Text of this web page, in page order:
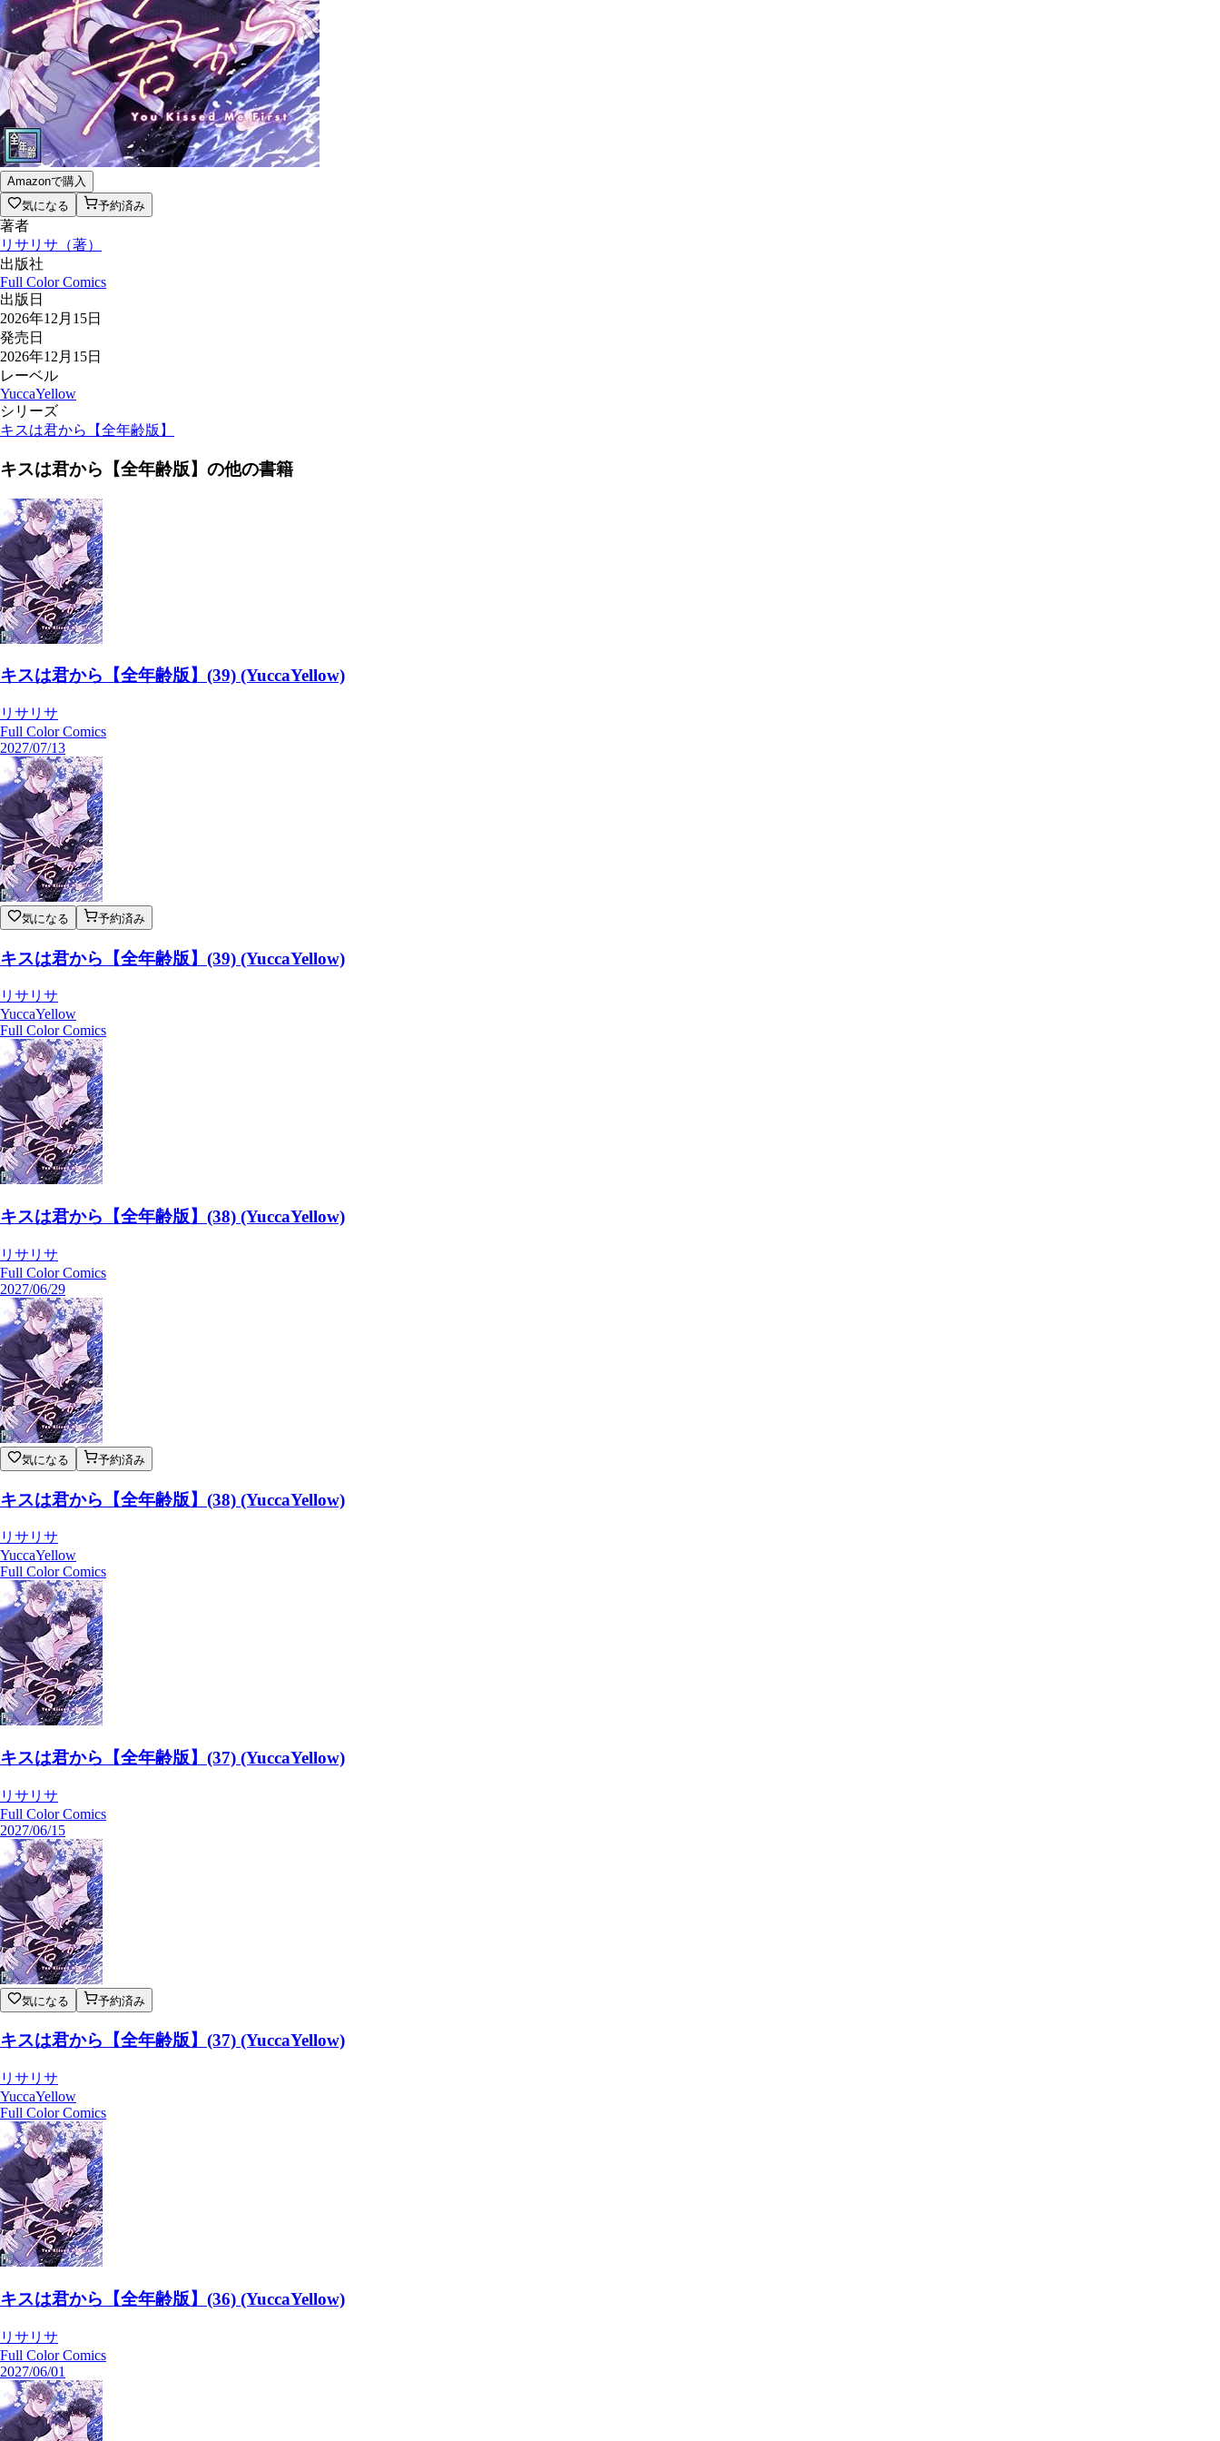
Amazonで購入
気になる
予約済み
著者
リサリサ （著）
出版社
Full Color Comics
出版日
2026年12月15日
発売日
2026年12月15日
レーベル
YuccaYellow
シリーズ
キスは君から【全年齢版】
キスは君から【全年齢版】 の他の書籍
キスは君から【全年齢版】(39) (YuccaYellow)
リサリサ
Full Color Comics
2027/07/13
気になる 予約済み
キスは君から【全年齢版】(39) (YuccaYellow)
リサリサ
YuccaYellow
Full Color Comics
キスは君から【全年齢版】(38) (YuccaYellow)
リサリサ
Full Color Comics
2027/06/29
気になる 予約済み
キスは君から【全年齢版】(38) (YuccaYellow)
リサリサ
YuccaYellow
Full Color Comics
キスは君から【全年齢版】(37) (YuccaYellow)
リサリサ
Full Color Comics
2027/06/15
気になる 予約済み
キスは君から【全年齢版】(37) (YuccaYellow)
リサリサ
YuccaYellow
Full Color Comics
キスは君から【全年齢版】(36) (YuccaYellow)
リサリサ
Full Color Comics
2027/06/01